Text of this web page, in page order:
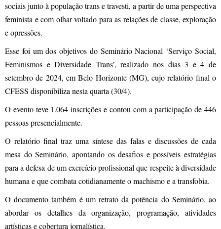
sociais junto à população trans e travesti, a partir de uma perspectiva
feminista e com olhar voltado para as relações de classe, exploração
e opressões.
Esse foi um dos objetivos do Seminário Nacional ‘Serviço Social,
Feminismos e Diversidade Trans’, realizado nos dias 3 e 4 de
setembro de 2024, em Belo Horizonte (MG), cujo relatório final o
CFESS disponibiliza nesta quarta (30/4).
O evento teve 1.064 inscrições e contou com a participação de 446
pessoas presencialmente.
O relatório final traz uma síntese das falas e discussões de cada
mesa do Seminário, apontando os desafios e possíveis estratégias
para a defesa de um exercício profissional que respeite à diversidade
humana e que combata cotidianamente o machismo e a transfobia.
O documento também é um retrato da potência do Seminário, ao
abordar os detalhes da organização, programação, atividades
artísticas e cobertura jornalística.